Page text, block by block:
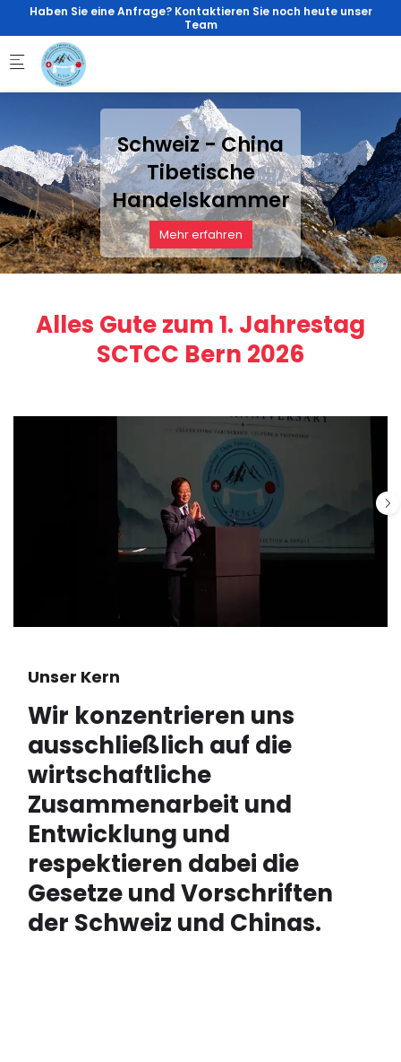
Skip to main content
Haben Sie eine Anfrage? Kontaktieren Sie noch heute unser
Team
Schweiz - China
Tibetische
Handelskammer
Mehr erfahren
Alles Gute zum 1. Jahrestag
SCTCC Bern 2026
Unser Kern
Wir konzentrieren uns
ausschließlich auf die
wirtschaftliche
Zusammenarbeit und
Entwicklung und
respektieren dabei die
Gesetze und Vorschriften
der Schweiz und Chinas.